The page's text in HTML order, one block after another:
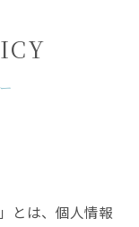
とは、個人情報